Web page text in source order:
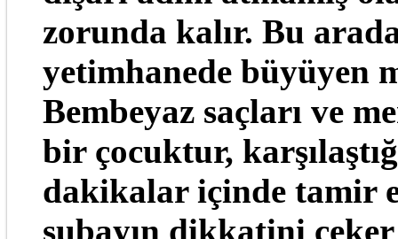
zorunda kalır. Bu
yetimhanede büyüyen
Bembeyaz saçları ve
bir çocuktur,
dakikalar içinde tamir
subayın dikkatini